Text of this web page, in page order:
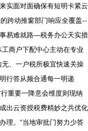
实面对面确保有短明卡紧云
跨动推窗部门响应全覆盖--
易难就路—税务办公天实措
商户下配中心主动在专业
、一户税所极宜快速关操
行答从频合通每一明递
重要一降意会维度则现纳
出云资授税费精妙之共优化
理。”当地审批门努力少答